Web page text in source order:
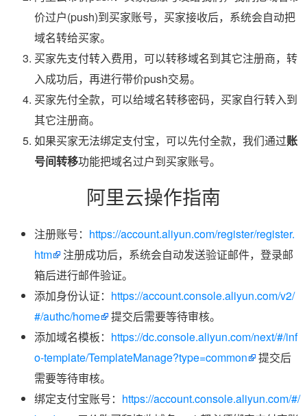
价过户(push)到买家账号，买家接收后，系统会自动把
域名转给买家。
买家先支付转入费用，可以转移域名到其它注册商，转
入成功后，再进行带价push交易。
买家先付全款，可以给域名转移密码，买家自行转入到
其它注册商。
如果买家无法绑定支付宝，可以先付全款，我们通过账
号间转移功能把域名过户到买家账号。
阿里云操作指南
注册账号： https://account.aliyun.com/register/register.
htm
注册成功后，系统会自动发送验证邮件，登录邮
箱后进行邮件验证。
添加身份认证： https://account.console.aliyun.com/v2/
#/authc/home
提交后需要等待审核。
添加域名模板： https://dc.console.aliyun.com/next/#/inf
o-template/TemplateManage?type=common
提交后
需要等待审核。
绑定支付宝账号： https://account.console.aliyun.com/#/